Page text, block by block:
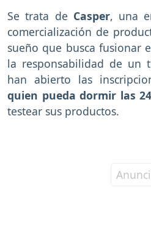
Se trata de Casper, una
comercialización de
sueño que busca fusionar
la responsabilidad de un
han abierto las
quien pueda dormir las
testear sus productos.